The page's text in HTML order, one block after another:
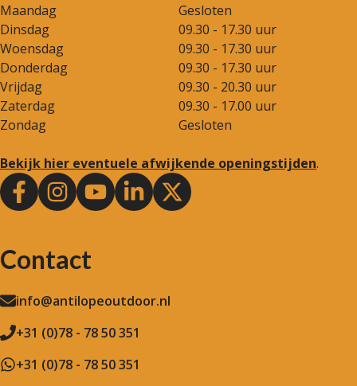
Maandag
Gesloten
Dinsdag
09.30 - 17.30 uur
Woensdag
09.30 - 17.30 uur
Donderdag
09.30 - 17.30 uur
Vrijdag
09.30 - 20.30 uur
Zaterdag
09.30 - 17.00 uur
Zondag
Gesloten
Bekijk hier eventuele afwijkende openingstijden.
Contact
info@antilopeoutdoor.nl
+31 (0)78 - 78 50 351
+31 (0)78 - 78 50 351